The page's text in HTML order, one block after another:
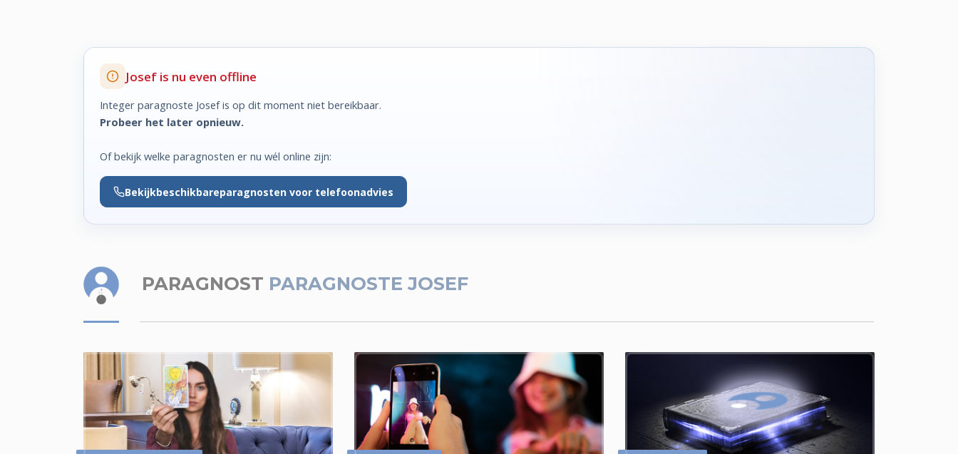
Josef is nu even offline
Integer paragnoste Josef is op dit moment niet bereikbaar.
Probeer het later opnieuw.
Of bekijk welke paragnosten er nu wél online zijn:
Bekijkbeschikbareparagnosten voor telefoonadvies
PARAGNOST PARAGNOSTE JOSEF